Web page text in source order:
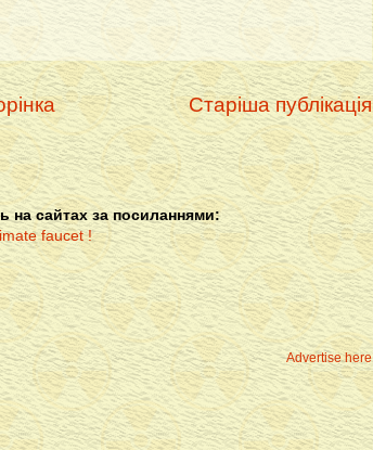
Старіша публікація
на сайтах за посиланнями:
Advertise here